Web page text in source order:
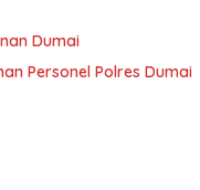
Dumai
Personel Polres Dumai